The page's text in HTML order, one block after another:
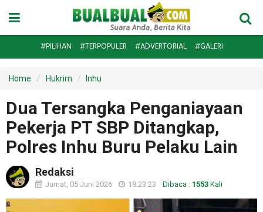
#PILIHAN #TERPOPULER #ADVERTORIAL #GALERI
Home Hukrim Inhu
Dua Tersangka Penganiayaan
Pekerja PT SBP Ditangkap,
Polres Inhu Buru Pelaku Lain
Redaksi
Jumat, 05 Juni 2026 18:23:23 Dibaca : 1553 Kali